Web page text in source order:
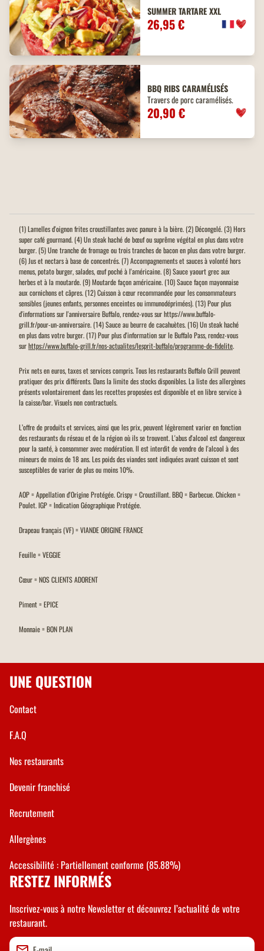
SUMMER TARTARE XXL
26,95 €
BBQRIBSCARAMÉLISÉS
Travers de porc caramélisés.
20,90 €
(1) Lamelles d'oignon frites croustillantes avec panure à la bière. (2) Décongelé. (3) Hors
super café gourmand. (4) Un steak haché de bœuf ou suprême végétal en plus dans votre
burger. (5) Une tranche de fromage ou trois tranches de bacon en plus dans votre burger.
(6) Jus et nectars à base de concentrés. (7) Accompagnements et sauces à volonté hors
menus, potato burger, salades, œuf poché à l'américaine. (8) Sauce yaourt grec aux
herbes et à la moutarde. (9) Moutarde façon américaine. (10) Sauce façon mayonnaise
aux cornichons et câpres. (12) Cuisson à cœur recommandée pour les consommateurs
sensibles (jeunes enfants, personnes enceintes ou immunodéprimées). (13) Pour plus
d'informations sur l'anniversaire Buffalo, rendez-vous sur https://www.buffalo-
grill.fr/pour-un-anniversaire. (14) Sauce au beurre de cacahuètes. (16) Un steak haché
en plus dans votre burger. (17) Pour plus d'information sur le Buffalo Pass, rendez-vous
surhttps://www.buffalo-grill.fr/nos-actualites/lesprit-buffalo/programme-de-fidelite.
Prix nets en euros, taxes et services compris. Tous les restaurants Buffalo Grill peuvent
pratiquer des prix différents. Dans la limite des stocks disponibles. La liste des allergènes
présents volontairement dans les recettes proposées est disponible et en libre service à
la caisse/bar. Visuels non contractuels.
L’offre de produits et services, ainsi que les prix, peuvent légèrement varier en fonction
des restaurants du réseau et de la région où ils se trouvent. L'abus d'alcool est dangereux
pour la santé, à consommer avec modération. Il est interdit de vendre de l'alcool à des
mineurs de moins de 18 ans. Les poids des viandes sont indiquées avant cuisson et sont
susceptibles de varier de plus ou moins 10%.
AOP = Appellation d'Origine Protégée. Crispy = Croustillant. BBQ = Barbecue. Chicken =
Poulet. IGP = Indication Géographique Protégée.
Drapeau français (VF) = VIANDE ORIGINE FRANCE
Feuille = VEGGIE
Cœur = NOS CLIENTS ADORENT
Piment = EPICE
Monnaie = BON PLAN
UNE QUESTION
Contact
F.A.Q
Nos restaurants
Devenir franchisé
Recrutement
Allergènes
Accessibilité : Partiellement conforme (85.88%)
RESTEZ INFORMÉS
Inscrivez-vous à notre Newsletter et découvrez l’actualité de votre
restaurant.